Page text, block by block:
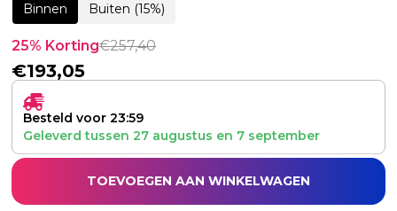
Binnen Buiten (15%)
25% Korting€257,40
€193,05
Besteld voor 23:59
Geleverd tussen 27 augustus en 7 september
TOEVOEGEN AAN WINKELWAGEN